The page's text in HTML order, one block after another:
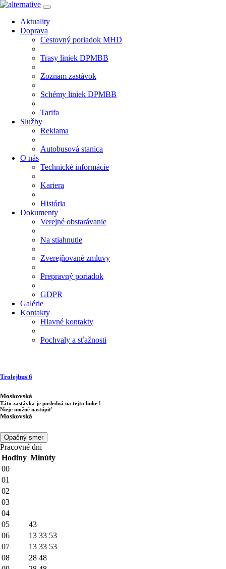
Aktuality
Doprava
Cestovný poriadok MHD
Trasy liniek DPMBB
Zoznam zastávok
Schémy liniek DPMBB
Tarifa
Služby
Reklama
Autobusová stanica
O nás
Technické informácie
Kariera
História
Dokumenty
Verejné obstarávanie
Na stiahnutie
Zverejňované zmluvy
Prepravný poriadok
GDPR
Galérie
Kontakty
Hlavné kontakty
Pochvaly a sťažnosti
Trolejbus 6
Moskovská
Táto zastávka je posledná na tejto linke !
Nieje možné nastúpiť
Moskovská
Opačný smer
Pracovné dni
Hodiny Minúty
00
01
02
03
04
05
43
06
13 33 53
07
13 33 53
08
28 48